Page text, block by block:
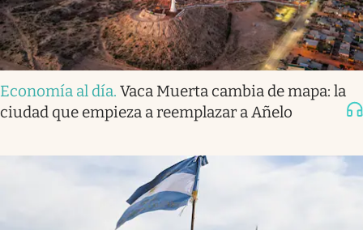
Economía al día. Vaca Muerta cambia de mapa: la
ciudad que empieza a reemplazar a Añelo